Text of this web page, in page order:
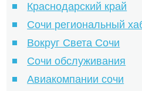
Краснодарский край
Сочи региональный
Вокруг Света Сочи
Сочи обслуживания
Авиакомпании сочи